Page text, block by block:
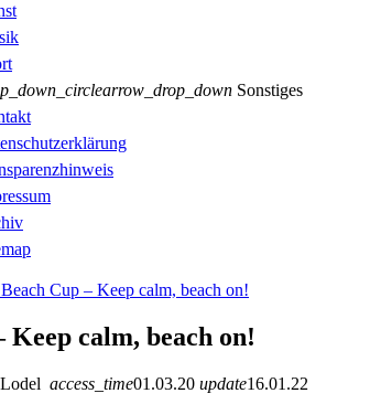
arrow_drop_down Sonstiges
Cup – Keep calm, beach on!
calm, beach on!
access_time01.03.20 update16.01.22